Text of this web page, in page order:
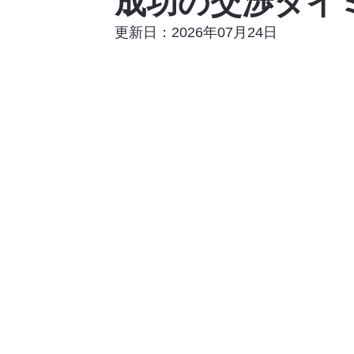
更新日：2026年07月24日